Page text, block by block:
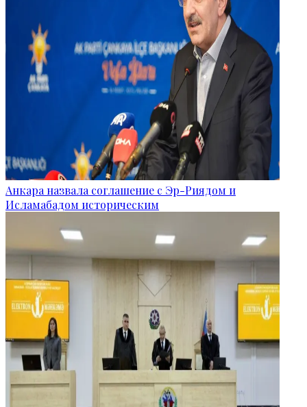
Анкара назвала соглашение с Эр-Риядом и
Исламабадом историческим